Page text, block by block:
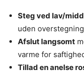
Steg ved lav/
uden
Afslut langsomt
varme for
Tillad en anelse